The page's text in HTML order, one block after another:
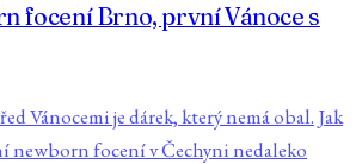
focení Brno, první Vánoce s
Vánocemi je dárek, který nemá obal. Jak
newborn focení v Čechyni nedaleko